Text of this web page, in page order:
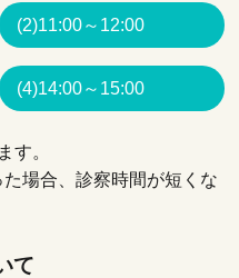
(2)11:00～12:00
(4)14:00～15:00
す。
場合、診察時間が短くな
て